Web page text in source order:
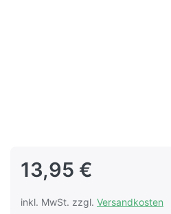
13,95 €
inkl. MwSt. zzgl. Versandkosten